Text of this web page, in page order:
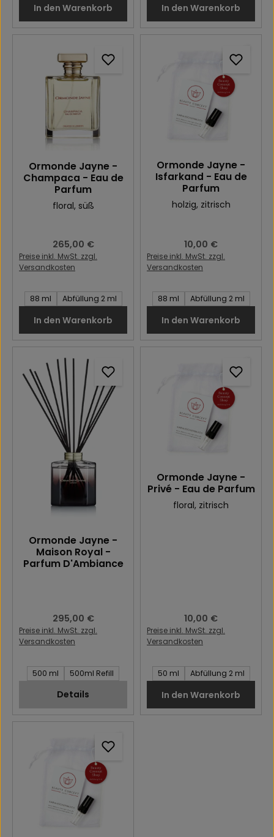
In den Warenkorb In den Warenkorb
Ormonde Jayne -
Champaca - Eau de
Parfum
floral, süß
Regulärer Preis:
265,00 €
Preise inkl. MwSt. zzgl.
Versandkosten
Inhalt des Artikel:
88 ml Abfüllung 2 ml
In den Warenkorb
Ormonde Jayne -
Isfarkand - Eau de
Parfum
holzig, zitrisch
Regulärer Preis:
10,00 €
Preise inkl. MwSt. zzgl.
Versandkosten
Inhalt des Artikel:
88 ml Abfüllung 2 ml
In den Warenkorb
Ormonde Jayne -
Maison Royal -
Parfum D'Ambiance
Regulärer Preis:
295,00 €
Preise inkl. MwSt. zzgl.
Versandkosten
Inhalt des Artikel:
500 ml 500ml Refill
Details
Ormonde Jayne -
Privé - Eau de Parfum
floral, zitrisch
Regulärer Preis:
10,00 €
Preise inkl. MwSt. zzgl.
Versandkosten
Inhalt des Artikel:
50 ml Abfüllung 2 ml
In den Warenkorb